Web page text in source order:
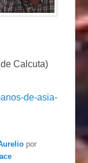
Calcuta)
de-asia-
por